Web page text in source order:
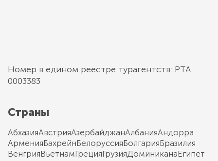
Номер в едином реестре турагентств: РТА
0003383
Страны
АбхазияАвстрияАзербайджанАлбанияАндорра
АрменияБахрейнБелоруссияБолгарияБразилия
ВенгрияВьетнамГрецияГрузияДоминиканаЕгипет